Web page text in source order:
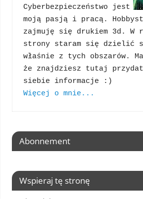
Cyberbezpieczeństwo jest
moją pasją i pracą.
zajmuję się drukiem 3d. W
strony staram się dzielić
właśnie z tych obszarów.
że znajdziesz tutaj
Więcej o mnie...
Abonnement
Wspieraj tę stronę